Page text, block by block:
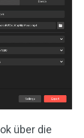
über die